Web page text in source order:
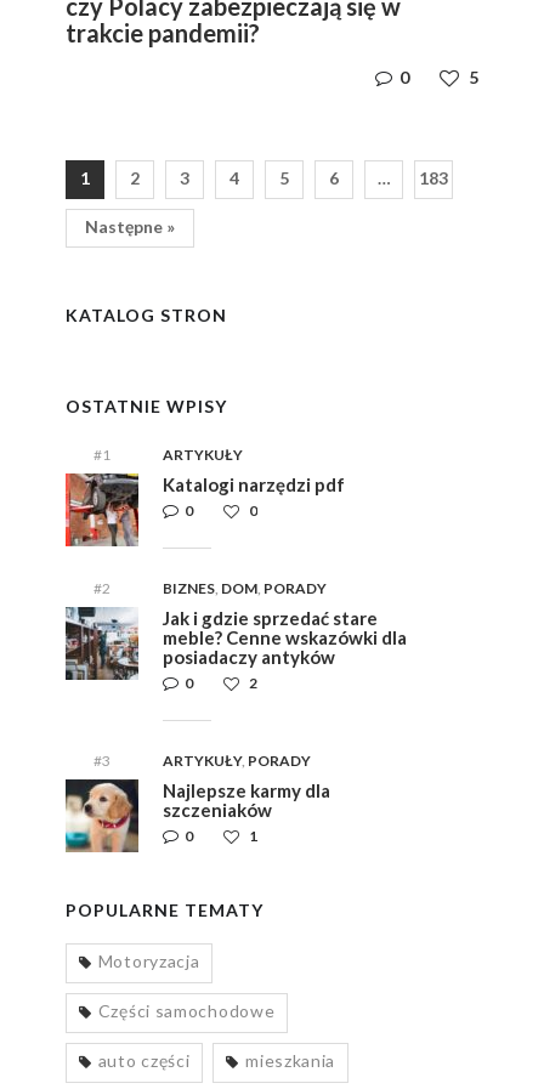
czy Polacy zabezpieczają się w
trakcie pandemii?
5
0
1 2 3 4 5 6 … 183
Następne »
KATALOG STRON
OSTATNIE WPISY
#1 ARTYKUŁY
Katalogi narzędzi pdf
0
0
#2 BIZNES, DOM, PORADY
Jak i gdzie sprzedać stare
meble? Cenne wskazówki dla
posiadaczy antyków
2
0
#3 ARTYKUŁY, PORADY
Najlepsze karmy dla
szczeniaków
1
0
POPULARNE TEMATY
Motoryzacja
Części samochodowe
auto części mieszkania